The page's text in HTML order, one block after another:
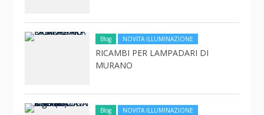
Blog NOVITA ILLUMINAZIONE
RICAMBI PER LAMPADARI DI
MURANO
Blog NOVITA ILLUMINAZIONE